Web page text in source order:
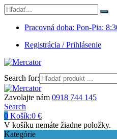
Pracovná doba: Pon-Pia:
Registrácia / Prihlásenie
Search for:
Zavolajte nám 0918 744 145
Search
0 Košík:0 €
V košíku nemáte žiadne položky.
Kategórie